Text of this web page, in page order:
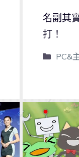
名副其
打！
PC&